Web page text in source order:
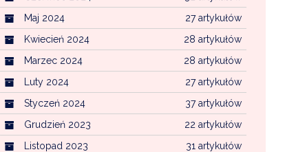
27 artykułów
Maj 2024
28 artykułów
Kwiecień 2024
28 artykułów
Marzec 2024
27 artykułów
Luty 2024
37 artykułów
Styczeń 2024
22 artykułów
Grudzień 2023
31 artykułów
Listopad 2023